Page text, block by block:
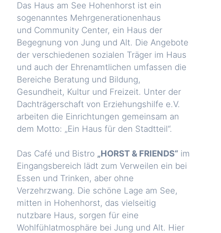
Das Haus am See Hohenhorst ist ein
sogenanntes Mehrgenerationenhaus
und Community Center, ein Haus der
Begegnung von Jung und Alt. Die Angebote
der verschiedenen sozialen Träger im Haus
und auch der Ehrenamtlichen umfassen die
Bereiche Beratung und Bildung,
Gesundheit, Kultur und Freizeit. Unter der
Dachträgerschaft von Erziehungshilfe e.V.
arbeiten die Einrichtungen gemeinsam an
dem Motto: „Ein Haus für den Stadtteil“.
Das Café und Bistro „HORST & FRIENDS“ im
Eingangsbereich lädt zum Verweilen ein bei
Essen und Trinken, aber ohne
Verzehrzwang. Die schöne Lage am See,
mitten in Hohenhorst, das vielseitig
nutzbare Haus, sorgen für eine
Wohlfühlatmosphäre bei Jung und Alt. Hier